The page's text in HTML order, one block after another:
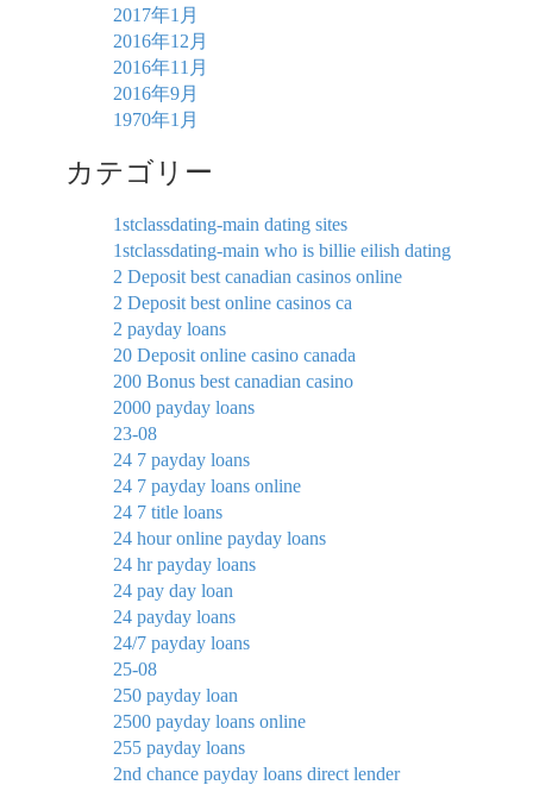
2017年1月
2016年12月
2016年11月
2016年9月
1970年1月
カテゴリー
1stclassdating-main dating sites
1stclassdating-main who is billie eilish dating
2 Deposit best canadian casinos online
2 Deposit best online casinos ca
2 payday loans
20 Deposit online casino canada
200 Bonus best canadian casino
2000 payday loans
23-08
24 7 payday loans
24 7 payday loans online
24 7 title loans
24 hour online payday loans
24 hr payday loans
24 pay day loan
24 payday loans
24/7 payday loans
25-08
250 payday loan
2500 payday loans online
255 payday loans
2nd chance payday loans direct lender